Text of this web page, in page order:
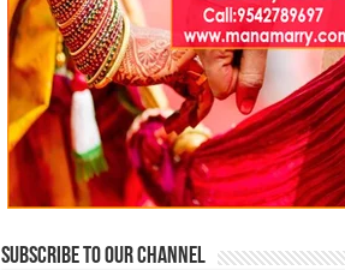
Subscribe to our Channel